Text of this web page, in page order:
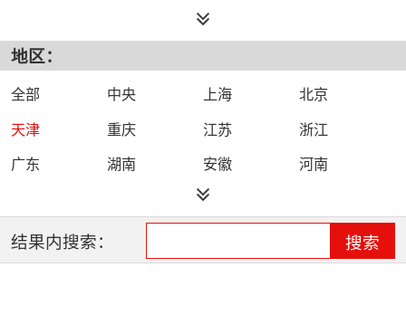
科技
都市
文化
文艺 娱乐
影视
电影
生活 电视剧
综合
时尚
民生 IPTV智能电视
数字电视
站）
地区：
全部 中央 上海
北京
天津
重庆 江苏
浙江
广东
湖南 安徽
河南
四川
辽宁
山西
海南 陕西
甘肃
结果内搜索： 搜索